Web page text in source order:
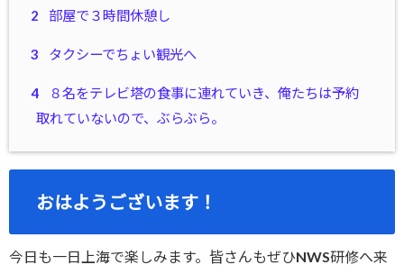
2 部屋で３時間休憩し
3 タクシーでちょい観光へ
4
８名をテレビ塔の食事に連れていき、俺たちは予約
取れていないので、ぶらぶら。
おはようございます！
今日も一日上海で楽しみます。皆さんもぜひNWS研修へ来